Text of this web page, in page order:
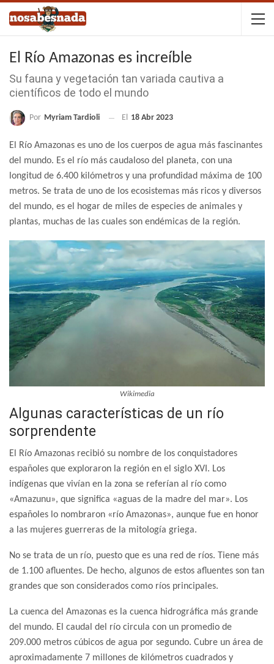
El Río Amazonas es increíble
Su fauna y vegetación tan variada cautiva a
científicos de todo el mundo
Por Myriam Tardioli El 18 Abr 2023
El Río Amazonas es uno de los cuerpos de agua más fascinantes
del mundo. Es el río más caudaloso del planeta, con una
longitud de 6.400 kilómetros y una profundidad máxima de 100
metros. Se trata de uno de los ecosistemas más ricos y diversos
del mundo, es el hogar de miles de especies de animales y
plantas, muchas de las cuales son endémicas de la región.
Wikimedia
Algunas características de un río
sorprendente
El Río Amazonas recibió su nombre de los conquistadores
españoles que exploraron la región en el siglo XVI. Los
indígenas que vivían en la zona se referían al río como
«Amazunu», que significa «aguas de la madre del mar». Los
españoles lo nombraron «río Amazonas», aunque fue en honor
a las mujeres guerreras de la mitología griega.
No se trata de un río, puesto que es una red de ríos. Tiene más
de 1.100 afluentes. De hecho, algunos de estos afluentes son tan
grandes que son considerados como ríos principales.
La cuenca del Amazonas es la cuenca hidrográfica más grande
del mundo. El caudal del río circula con un promedio de
209.000 metros cúbicos de agua por segundo. Cubre un área de
aproximadamente 7 millones de kilómetros cuadrados y